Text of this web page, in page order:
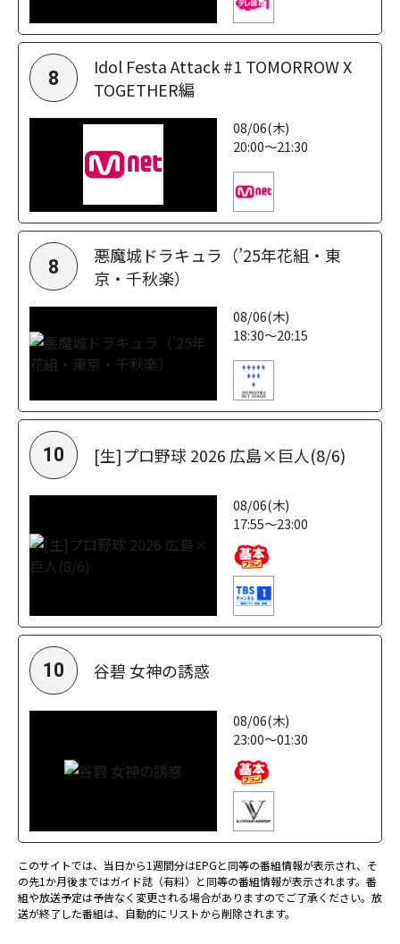
8
Idol Festa Attack #1 TOMORROW X
TOGETHER編
08/06(木)
20:00～21:30
8
悪魔城ドラキュラ（’25年花組・東
京・千秋楽）
08/06(木)
18:30～20:15
10 [生]プロ野球 2026 広島×巨人(8/6)
08/06(木)
17:55～23:00
10 谷碧 女神の誘惑
08/06(木)
23:00～01:30
このサイトでは、当日から1週間分はEPGと同等の番組情報が表示され、そ
の先1か月後まではガイド誌（有料）と同等の番組情報が表示されます。番
組や放送予定は予告なく変更される場合がありますのでご了承ください。放
送が終了した番組は、自動的にリストから削除されます。